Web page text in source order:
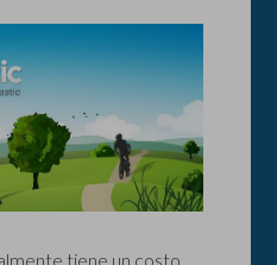
tiene un costo